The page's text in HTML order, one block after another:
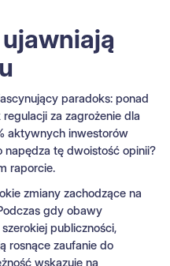
paradoks: ponad
za zagrożenie dla
aktywnych inwestorów
napędza tę dwoistość opinii?
raporcie.
zmiany zachodzące na
gdy obawy
publiczności,
rosnące zaufanie do
wskazuje na